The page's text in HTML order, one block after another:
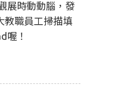
展時動動腦，發
職員工掃描填
喔！